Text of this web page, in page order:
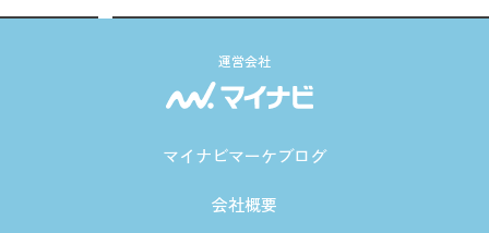
運営会社
マイナビマーケブログ
会社概要